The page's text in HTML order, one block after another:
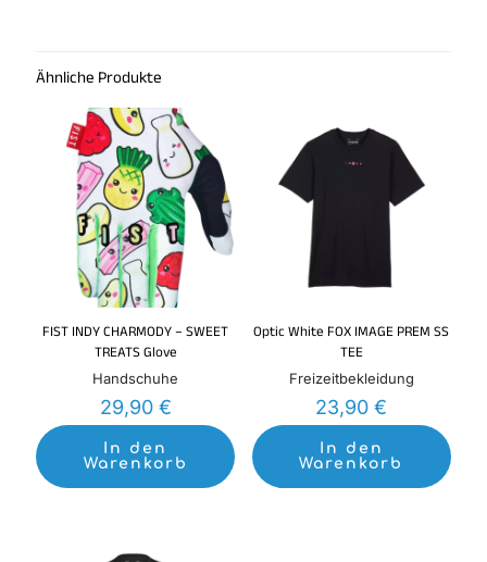
Ähnliche Produkte
FIST INDY CHARMODY – SWEET
TREATS Glove
Handschuhe
29,90 €
In den
Warenkorb
Optic White FOX IMAGE PREM SS
TEE
Freizeitbekleidung
23,90€
In den
Warenkorb